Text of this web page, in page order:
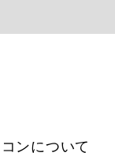
ンについて